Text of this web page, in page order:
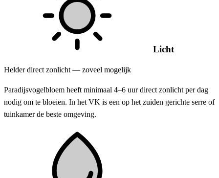
Licht
Helder direct zonlicht — zoveel mogelijk
Paradijsvogelbloem heeft minimaal 4–6 uur direct zonlicht per dag
nodig om te bloeien. In het VK is een op het zuiden gerichte serre of
tuinkamer de beste omgeving.